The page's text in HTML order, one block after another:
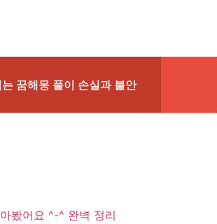
꿈해몽 풀이 손실과 불안
봤어요 ^-^ 완벽 정리